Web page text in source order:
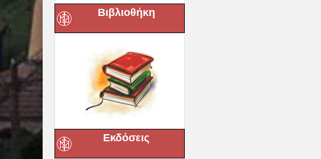
Βιβλιοθήκη
Εκδόσεις